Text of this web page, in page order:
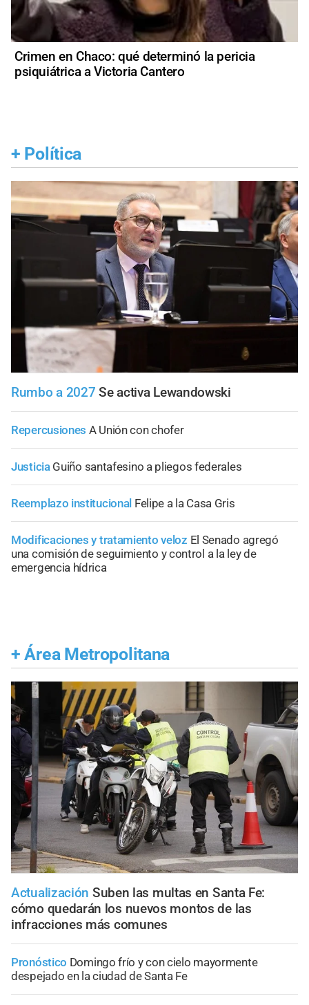
Crimen en Chaco: qué determinó la pericia
psiquiátrica a Victoria Cantero
+ Política
Rumbo a 2027 Se activa Lewandowski
Repercusiones A Unión con chofer
Justicia Guiño santafesino a pliegos federales
Reemplazo institucional Felipe a la Casa Gris
Modificaciones y tratamiento veloz El Senado agregó
una comisión de seguimiento y control a la ley de
emergencia hídrica
+ Área Metropolitana
Actualización Suben las multas en Santa Fe:
cómo quedarán los nuevos montos de las
infracciones más comunes
Pronóstico Domingo frío y con cielo mayormente
despejado en la ciudad de Santa Fe